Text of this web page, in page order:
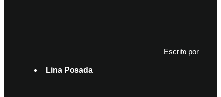
Escrito por
Lina Posada